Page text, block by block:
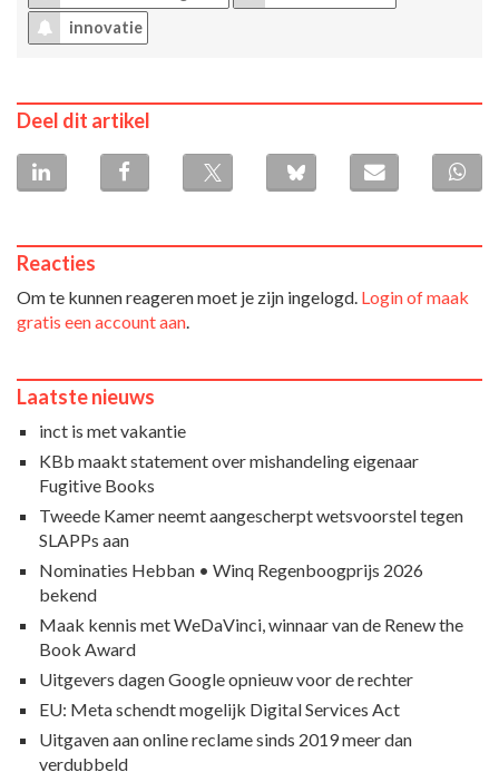
innovatie
Deel dit artikel
Reacties
Om te kunnen reageren moet je zijn ingelogd. Login of maak
gratis een account aan.
Laatste nieuws
inct is met vakantie
KBb maakt statement over mishandeling eigenaar
Fugitive Books
Tweede Kamer neemt aangescherpt wetsvoorstel tegen
SLAPPs aan
Nominaties Hebban • Winq Regenboogprijs 2026
bekend
Maak kennis met WeDaVinci, winnaar van de Renew the
Book Award
Uitgevers dagen Google opnieuw voor de rechter
EU: Meta schendt mogelijk Digital Services Act
Uitgaven aan online reclame sinds 2019 meer dan
verdubbeld